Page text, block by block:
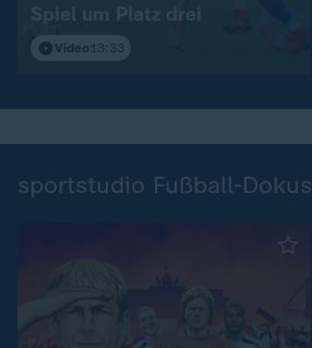
Spiel um Platz drei
Video 13:33
sportstudio Fußball-Dokus